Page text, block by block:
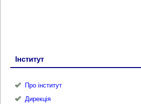
Інститут
Про інститут
Дирекція